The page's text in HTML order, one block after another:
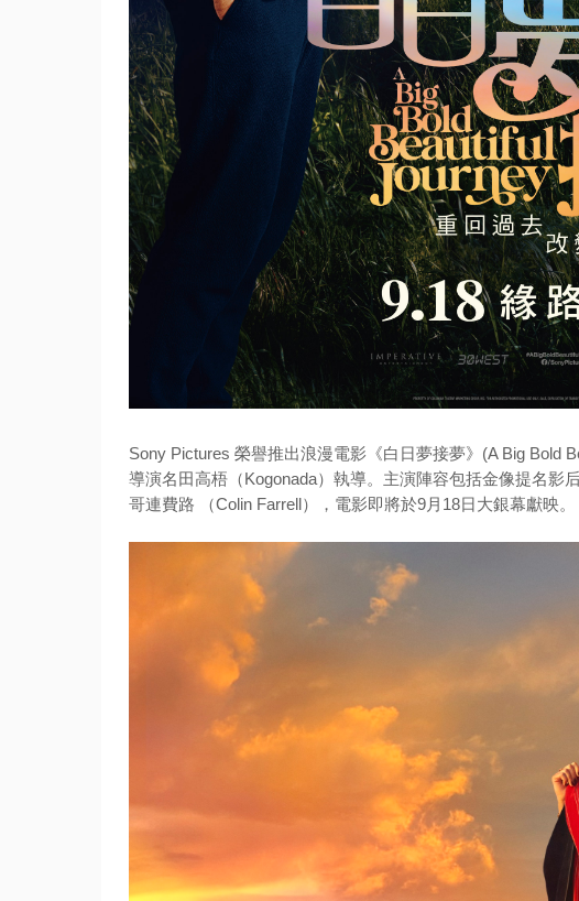
Sony Pictures 榮譽推出浪漫電影《白日夢接夢》(A Big Bold
導演名田高梧（Kogonada） 執導。主演陣容包括金像提名影
哥連費路 （Colin Farrell），電影即將於9月18日大銀幕獻映。